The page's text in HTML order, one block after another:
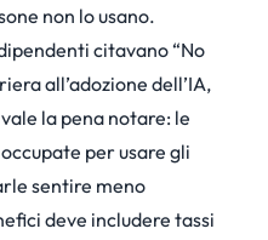
non lo usano.
citavano “No
all’adozione dell’IA,
la pena notare: le
per usare gli
sentire meno
deve includere tassi